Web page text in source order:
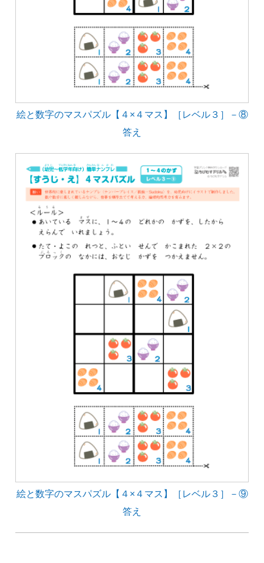
絵と数字のマスパズル【４×４マス】［レベル３］－⑧
答え
絵と数字のマスパズル【４×４マス】［レベル３］－⑨
答え